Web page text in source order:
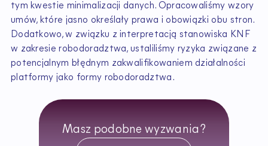
tym kwestie minimalizacji danych. Opracowaliśmy wzory
umów, które jasno określały prawa i obowiązki obu stron.
Dodatkowo, w związku z interpretacją stanowiska KNF
w zakresie robodoradztwa, ustaliliśmy ryzyka związane z
potencjalnym błędnym zakwalifikowaniem działalności
platformy jako formy robodoradztwa.
Masz podobne wyzwania?